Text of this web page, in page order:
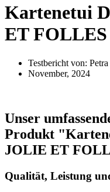
Kartenetui
ET FOLLES
Testbericht von:
November, 2024
Unser
Produkt
JOLIE ET
Qualität, Leistung